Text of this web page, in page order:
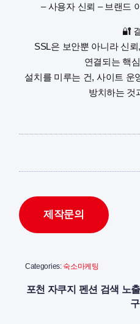
– 사용자 신뢰 – 브랜드
🔐
SSL은 보안뿐 아니라 신
연결되는 핵
설치를 미루는 건, 사이트 운
방치하는 것
제작문의
Categories: 숙소마케팅
포천 자쿠지 펜션 검색 노